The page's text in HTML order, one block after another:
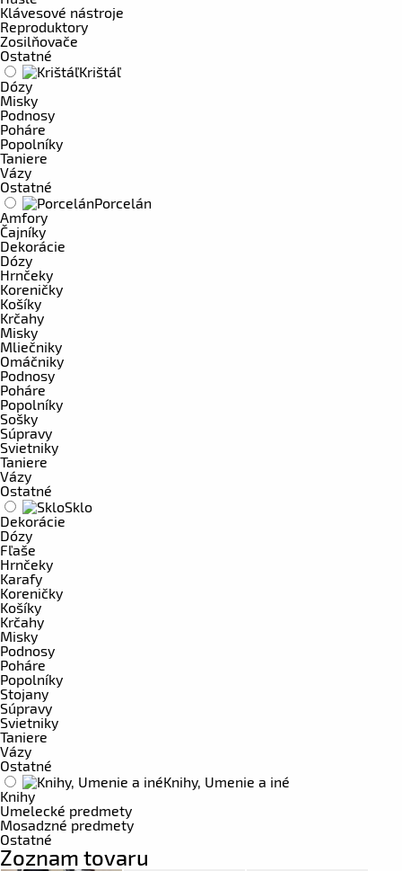
Klávesové nástroje
Reproduktory
Zosilňovače
Ostatné
Krištáľ
Dózy
Misky
Podnosy
Poháre
Popolníky
Taniere
Vázy
Ostatné
Porcelán
Amfory
Čajníky
Dekorácie
Dózy
Hrnčeky
Koreničky
Košíky
Krčahy
Misky
Mliečniky
Omáčniky
Podnosy
Poháre
Popolníky
Sošky
Súpravy
Svietniky
Taniere
Vázy
Ostatné
Sklo
Dekorácie
Dózy
Fľaše
Hrnčeky
Karafy
Koreničky
Košíky
Krčahy
Misky
Podnosy
Poháre
Popolníky
Stojany
Súpravy
Svietniky
Taniere
Vázy
Ostatné
Knihy, Umenie a iné
Knihy
Umelecké predmety
Mosadzné predmety
Ostatné
Zoznam tovaru